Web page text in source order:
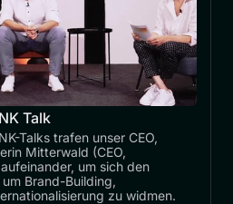
Talk
Talks trafen unser CEO,
Mitterwald (CEO,
um sich den
Brand-Building,
zu widmen.